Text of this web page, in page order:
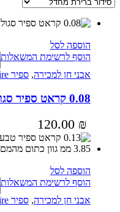
הוספה לסל
הוסף לרשימת המשאלות
אבני חן למכירה, ספיר Sapphire
0.08 קראט ספיר סגול בליטוש עגול 2.8 ממ לשיבוץ
120.00 ₪
הוספה לסל
הוסף לרשימת המשאלות
אבני חן למכירה, ספיר Sapphire